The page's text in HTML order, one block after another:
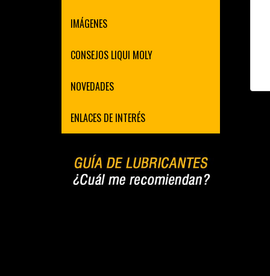
IMÁGENES
CONSEJOS LIQUI MOLY
NOVEDADES
ENLACES DE INTERÉS